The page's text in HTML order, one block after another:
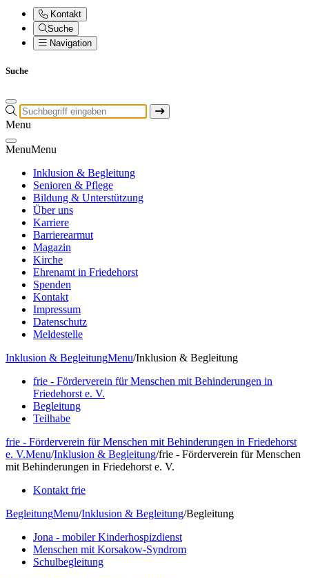
Kontakt
Suche
Navigation
Suche
Menu
MenuMenu
Inklusion & Begleitung
Senioren & Pflege
Bildung & Unterstützung
Über uns
Karriere
Barrierearmut
Magazin
Kirche
Ehrenamt in Friedehorst
Spenden
Kontakt
Impressum
Datenschutz
Meldestelle
Inklusion & BegleitungMenu/Inklusion & Begleitung
frie - Förderverein für Menschen mit Behinderungen in
Friedehorst e. V.
Begleitung
Teilhabe
frie - Förderverein für Menschen mit Behinderungen in Friedehorst
e. V.Menu/Inklusion & Begleitung/frie - Förderverein für Menschen
mit Behinderungen in Friedehorst e. V.
Kontakt frie
BegleitungMenu/Inklusion & Begleitung/Begleitung
Jona - mobiler Kinderhospizdienst
Menschen mit Korsakow-Syndrom
Schulbegleitung